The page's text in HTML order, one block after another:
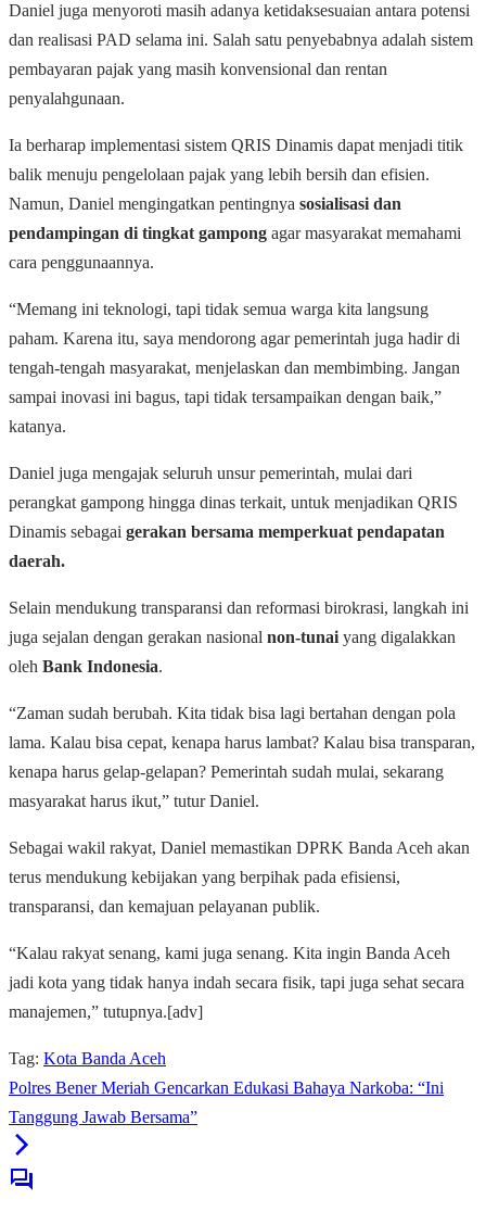
Daniel juga menyoroti masih adanya ketidaksesuaian antara potensi
dan realisasi PAD selama ini. Salah satu penyebabnya adalah sistem
pembayaran pajak yang masih konvensional dan rentan
penyalahgunaan.
Ia berharap implementasi sistem QRIS Dinamis dapat menjadi titik
balik menuju pengelolaan pajak yang lebih bersih dan efisien.
Namun, Daniel mengingatkan pentingnya sosialisasi dan
pendampingan di tingkat gampong agar masyarakat memahami
cara penggunaannya.
“Memang ini teknologi, tapi tidak semua warga kita langsung
paham. Karena itu, saya mendorong agar pemerintah juga hadir di
tengah-tengah masyarakat, menjelaskan dan membimbing. Jangan
sampai inovasi ini bagus, tapi tidak tersampaikan dengan baik,”
katanya.
Daniel juga mengajak seluruh unsur pemerintah, mulai dari
perangkat gampong hingga dinas terkait, untuk menjadikan QRIS
Dinamis sebagai gerakan bersama memperkuat pendapatan
daerah.
Selain mendukung transparansi dan reformasi birokrasi, langkah ini
juga sejalan dengan gerakan nasional non-tunai yang digalakkan
oleh Bank Indonesia.
“Zaman sudah berubah. Kita tidak bisa lagi bertahan dengan pola
lama. Kalau bisa cepat, kenapa harus lambat? Kalau bisa transparan,
kenapa harus gelap-gelapan? Pemerintah sudah mulai, sekarang
masyarakat harus ikut,” tutur Daniel.
Sebagai wakil rakyat, Daniel memastikan DPRK Banda Aceh akan
terus mendukung kebijakan yang berpihak pada efisiensi,
transparansi, dan kemajuan pelayanan publik.
“Kalau rakyat senang, kami juga senang. Kita ingin Banda Aceh
jadi kota yang tidak hanya indah secara fisik, tapi juga sehat secara
manajemen,” tutupnya.[adv]
Tag: Kota Banda Aceh
Polres Bener Meriah Gencarkan Edukasi Bahaya Narkoba: “Ini
Tanggung Jawab Bersama”